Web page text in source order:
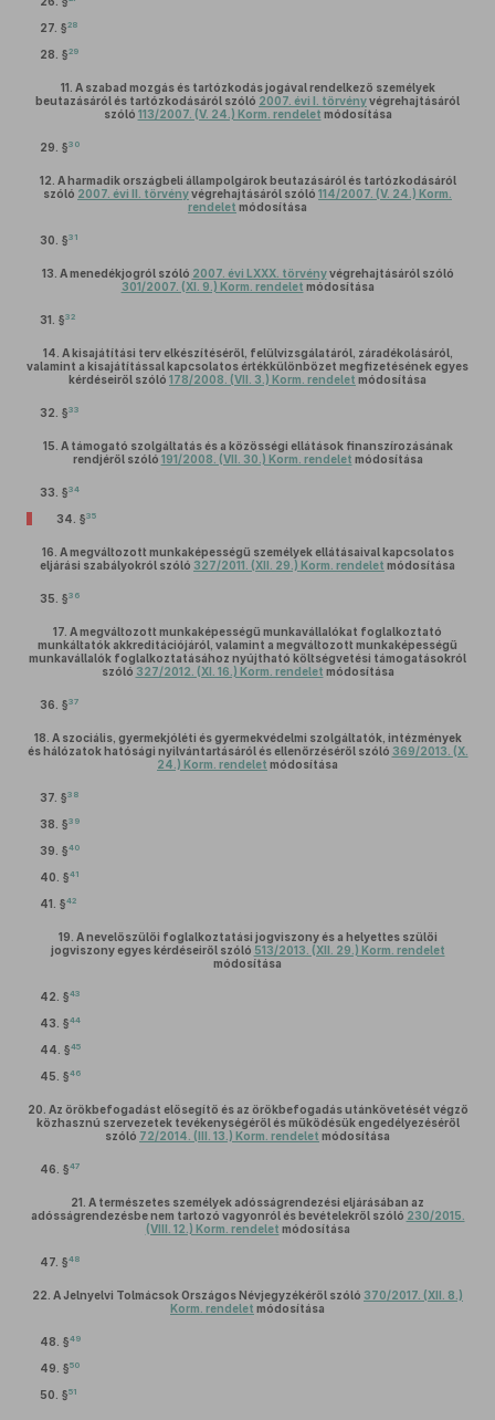
27. §28
28. §29
11. A szabad mozgás és tartózkodás jogával rendelkező személyek
beutazásáról és tartózkodásáról szóló 2007. évi I. törvényvégrehajtásáról
szóló 113/2007. (V. 24.) Korm. rendelet módosítása
29. §30
12. A harmadik országbeli állampolgárok beutazásáról és tartózkodásáról
szóló 2007. évi II. törvényvégrehajtásáról szóló 114/2007. (V. 24.) Korm.
rendelet módosítása
30. §31
13. A menedékjogról szóló 2007. évi LXXX. törvényvégrehajtásáról szóló
301/2007. (XI. 9.) Korm. rendelet módosítása
31. §32
14. A kisajátítási terv elkészítéséről, felülvizsgálatáról, záradékolásáról,
valamint a kisajátítással kapcsolatos értékkülönbözet megfizetésének egyes
kérdéseiről szóló 178/2008. (VII. 3.) Korm. rendelet módosítása
32. §33
15. A támogató szolgáltatás és a közösségi ellátások finanszírozásának
rendjéről szóló 191/2008. (VII. 30.) Korm. rendelet módosítása
33. §34
34. §35
16. A megváltozott munkaképességű személyek ellátásaival kapcsolatos
eljárási szabályokról szóló 327/2011. (XII. 29.) Korm. rendelet módosítása
35. §36
17. A megváltozott munkaképességű munkavállalókat foglalkoztató
munkáltatók akkreditációjáról, valamint a megváltozott munkaképességű
munkavállalók foglalkoztatásához nyújtható költségvetési támogatásokról
szóló 327/2012. (XI. 16.) Korm. rendelet módosítása
36. §37
18. A szociális, gyermekjóléti és gyermekvédelmi szolgáltatók, intézmények
és hálózatok hatósági nyilvántartásáról és ellenőrzéséről szóló 369/2013. (X.
24.) Korm. rendelet módosítása
37. §38
38. §39
39. §40
40. §41
41. §42
19. A nevelőszülői foglalkoztatási jogviszony és a helyettes szülői
jogviszony egyes kérdéseiről szóló 513/2013. (XII. 29.) Korm. rendelet
módosítása
42. §43
43. §44
44. §45
45. §46
20. Az örökbefogadást elősegítő és az örökbefogadás utánkövetését végző
közhasznú szervezetek tevékenységéről és működésük engedélyezéséről
szóló 72/2014. (III. 13.) Korm. rendelet módosítása
46. §47
21. A természetes személyek adósságrendezési eljárásában az
adósságrendezésbe nem tartozó vagyonról és bevételekről szóló 230/2015.
(VIII. 12.) Korm. rendelet módosítása
47. §48
22. A Jelnyelvi Tolmácsok Országos Névjegyzékéről szóló 370/2017. (XII. 8.)
Korm. rendelet módosítása
48. §49
49. §50
50. §51